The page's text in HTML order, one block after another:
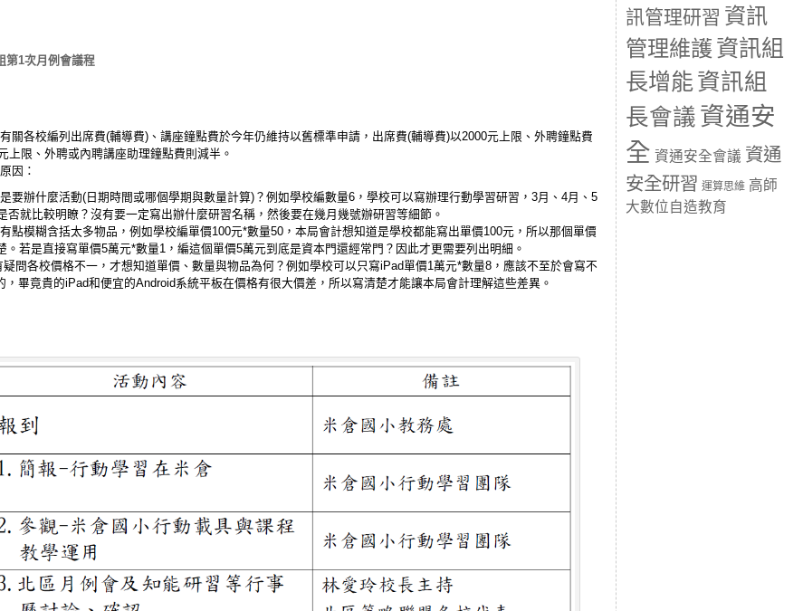
第1次月例會議程
關各校編列出席費(輔導費)、講座鐘點費於今年仍維持以舊標準申請，出席費(輔導費)以2000元上限、外聘鐘點費
上限、外聘或內聘講座助理鐘點費則減半。
因：
要辦什麼活動(日期時間或哪個學期與數量計算)？例如學校編數量6，學校可以寫辦理行動學習研習，3月、4月、5
否就比較明瞭？沒有要一定寫出辦什麼研習名稱，然後要在幾月幾號辦研習等細節。
點模糊含括太多物品，例如學校編單價100元*數量50，本局會計想知道是學校都能寫出單價100元，所以那個單價
。若是直接寫單價5萬元*數量1，編這個單價5萬元到底是資本門還經常門？因此才更需要列出明細。
問各校價格不一，才想知道單價、數量與物品為何？例如學校可以只寫iPad單價1萬元*數量8，應該不至於會寫不
畢竟貴的iPad和便宜的Android系統平板在價格有很大價差，所以寫清楚才能讓本局會計理解這些差異。
訊管理研習 資訊
管理維護 資訊組
長增能資訊組
長會議 資通安
全 資通安全會議 資通
安全研習 運算思維 高師
大數位自造教育